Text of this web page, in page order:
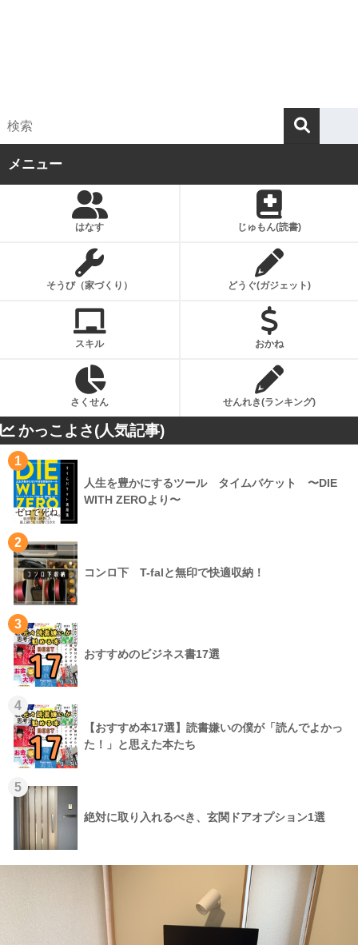
メニュー
はなす じゅもん(読書)
そうび（家づくり） どうぐ(ガジェット)
スキル おかね
さくせん せんれき(ランキング)
かっこよさ(人気記事)
1
人生を豊かにするツール タイムバケット 〜DIE
WITH ZEROより〜
2
コンロ下 T-falと無印で快適収納！
3
おすすめのビジネス書17選
4
【おすすめ本17選】読書嫌いの僕が「読んでよかっ
た！」と思えた本たち
5
絶対に取り入れるべき、玄関ドアオプション1選